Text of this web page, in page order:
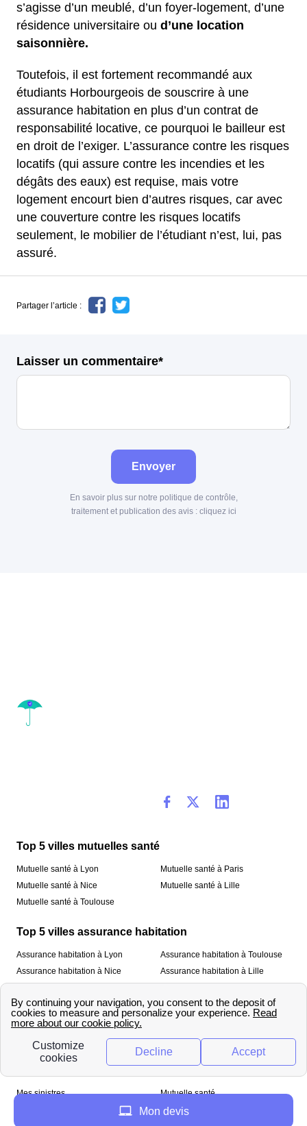
s’agisse d’un meublé, d’un foyer-logement, d’une
résidence universitaire ou d’une location
saisonnière.
Toutefois, il est fortement recommandé aux
étudiants Horbourgeois de souscrire à une
assurance habitation en plus d’un contrat de
responsabilité locative, ce pourquoi le bailleur est
en droit de l’exiger. L’assurance contre les risques
locatifs (qui assure contre les incendies et les
dégâts des eaux) est requise, mais votre
logement encourt bien d’autres risques, car avec
une couverture contre les risques locatifs
seulement, le mobilier de l’étudiant n’est, lui, pas
assuré.
Partager l’article :
Laisser un commentaire*
Envoyer
En savoir plus sur notre politique de contrôle,
traitement et publication des avis : cliquez ici
Top 5 villes mutuelles santé
Mutuelle santé à Lyon
Mutuelle santé à Nice
Mutuelle santé à Toulouse
Mutuelle santé à Paris
Mutuelle santé à Lille
Top 5 villes assurance habitation
Assurance habitation à Lyon
Assurance habitation à Nice
Assurance habitation à Toulouse
Assurance habitation à Lille
À propos
Qui sommes-nous ? Mentions légales
Mes sinistres
Mutuelle santé
Mon devis